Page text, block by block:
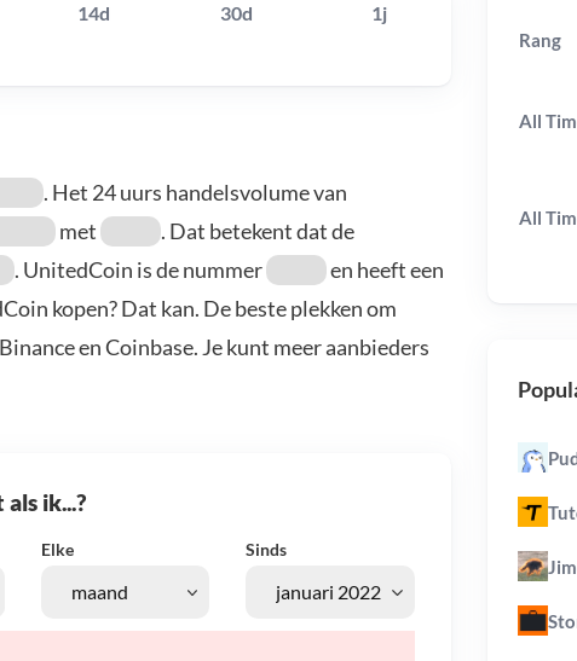
14d 30d 1j
. Het 24 uurs handelsvolume van
met
. Dat betekent dat de
. UnitedCoin is de nummer
en heeft een
kopen? Dat kan. De beste plekken om
en Coinbase. Je kunt meer aanbieders
ik...?
Elke Sinds
Rang
All
All